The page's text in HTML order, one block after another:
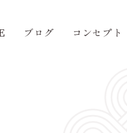
ブログ コンセプト